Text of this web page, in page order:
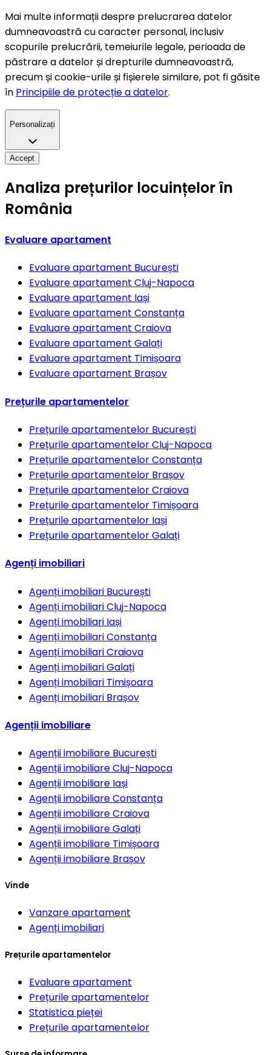
Mai multe informații despre prelucrarea datelor
dumneavoastră cu caracter personal, inclusiv
scopurile prelucrării, temeiurile legale, perioada de
păstrare a datelor și drepturile dumneavoastră,
precum și cookie-urile și fișierele similare, pot fi găsite
în Principiile de protecție a datelor.
Personalizați
Accept
Analiza prețurilor locuințelor în
România
Evaluare apartament
Evaluare apartament București
Evaluare apartament Cluj-Napoca
Evaluare apartament Iași
Evaluare apartament Constanța
Evaluare apartament Craiova
Evaluare apartament Galați
Evaluare apartament Timișoara
Evaluare apartament Brașov
Prețurile apartamentelor
Prețurile apartamentelor București
Prețurile apartamentelorCluj-Napoca
Prețurile apartamentelorConstanța
Prețurile apartamentelor Brașov
Prețurile apartamentelorCraiova
Prețurile apartamentelor Timișoara
Prețurile apartamentelor Iași
Prețurile apartamentelorGalați
Agenți imobiliari
Agenți imobiliari București
Agenți imobiliariCluj-Napoca
Agenți imobiliari Iași
Agenți imobiliariConstanța
Agenți imobiliariCraiova
Agenți imobiliariGalați
Agenți imobiliari Timișoara
Agenți imobiliari Brașov
Agenții imobiliare
Agenții imobiliare București
Agenții imobiliareCluj-Napoca
Agenții imobiliare Iași
Agenții imobiliareConstanța
Agenții imobiliareCraiova
Agenții imobiliareGalați
Agenții imobiliare Timișoara
Agenții imobiliare Brașov
Vinde
Vanzare apartament
Agenți imobiliari
Prețurile apartamentelor
Evaluare apartament
Prețurile apartamentelor
Statistica pieței
Prețurile apartamentelor